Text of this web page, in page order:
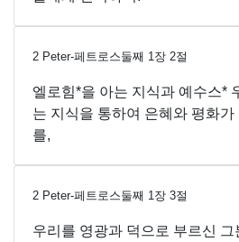
2 Peter-페트로스둘째 1장 2절
엘로힘*을 아는 지식과 예수스*
는 지식을 통하여 은혜와 평화가
를,
2 Peter-페트로스둘째 1장 3절
우리를 영광과 덕으로 부르신